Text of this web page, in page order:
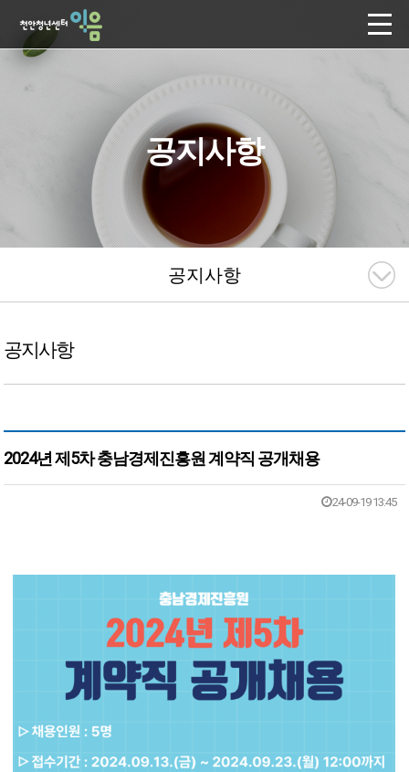
공지사항
공지사항
공지사항
2024년 제5차 충남경제진흥원 계약직 공개채용
24-09-19 13:45